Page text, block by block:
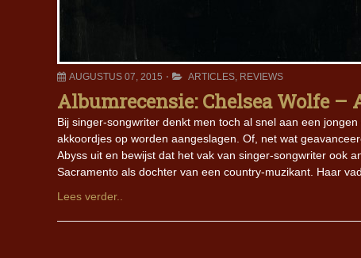
AUGUSTUS 07, 2015 ARTICLES, REVIEWS
Albumrecensie: Chelsea Wolfe –
Bij singer-songwriter denkt men toch al snel aan een
akkoordjes op worden aangeslagen. Of, net wat
Abyss uit en bewijst dat het vak van singer-songwriter ook
Sacramento als dochter van een country-muzikant. Haar
Lees verder..